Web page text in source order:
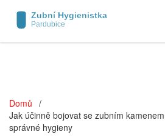
Domů
Jak účinně bojovat se zubním
správné hygieny